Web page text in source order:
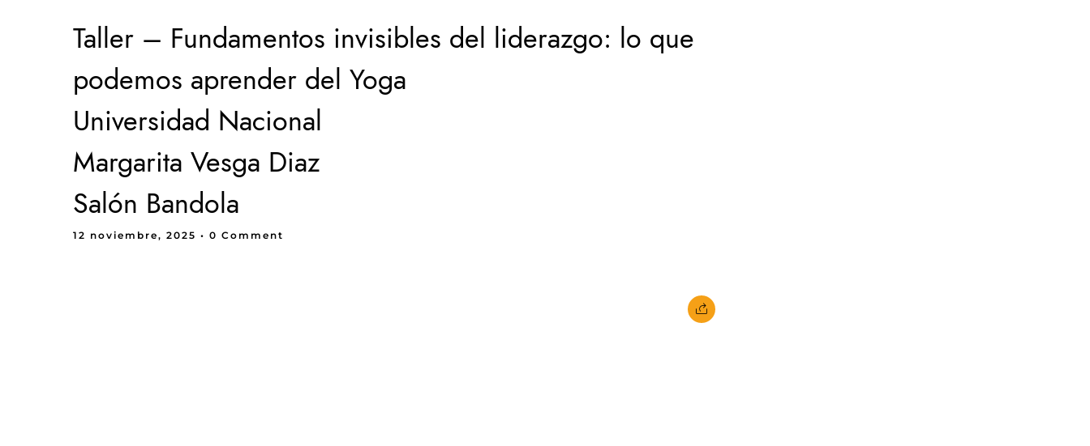
Taller – Fundamentos invisibles del liderazgo: lo que
podemos aprender del Yoga
Universidad Nacional
Margarita Vesga Diaz
Salón Bandola
12 noviembre, 2025 • 0 Comment